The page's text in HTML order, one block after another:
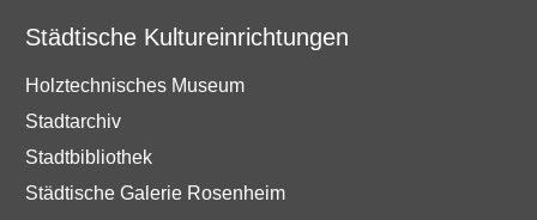
Städtische Kultureinrichtungen
Holztechnisches Museum
Stadtarchiv
Stadtbibliothek
Städtische Galerie Rosenheim